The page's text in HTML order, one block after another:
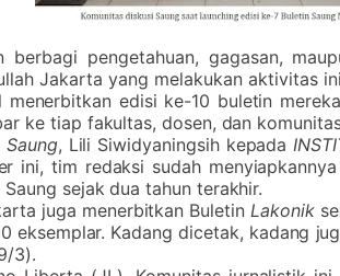
berbagi pengetahuan, gagasan,
Jakarta yang melakukan aktivitas
edisi ke-10 buletin
ke tiap fakultas, dosen, dan
Saung, Lili Siwidyaningsih kepada
ini, tim redaksi sudah
sejak dua tahun terakhir.
juga menerbitkan Buletin Lakonik
Kadang dicetak, kadang
3).